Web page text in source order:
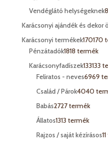
Vendéglátó helységeknek8
Karácsonyi ajándék és dekor
Karácsonyi termékek170170
Pénzátadók1818 termék
Karácsonyfadíszek133133
Feliratos - neves6969
Család / Párok4040
Babás2727 termék
Állatos1313 termék
Rajzos / saját kézírásos1